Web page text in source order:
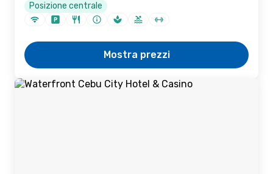
Posizione centrale
Mostra prezzi